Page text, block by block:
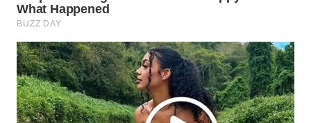
WAHANA
KONSUMEN
WAHANA
LISTRIK